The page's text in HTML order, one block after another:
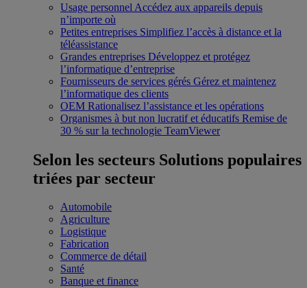
Usage personnel Accédez aux appareils depuis
n’importe où
Petites entreprises Simplifiez l’accès à distance et la
téléassistance
Grandes entreprises Développez et protégez
l’informatique d’entreprise
Fournisseurs de services gérés Gérez et maintenez
l’informatique des clients
OEM Rationalisez l’assistance et les opérations
Organismes à but non lucratif et éducatifs Remise de
30 % sur la technologie TeamViewer
Selon les secteurs Solutions populaires
triées par secteur
Automobile
Agriculture
Logistique
Fabrication
Commerce de détail
Santé
Banque et finance